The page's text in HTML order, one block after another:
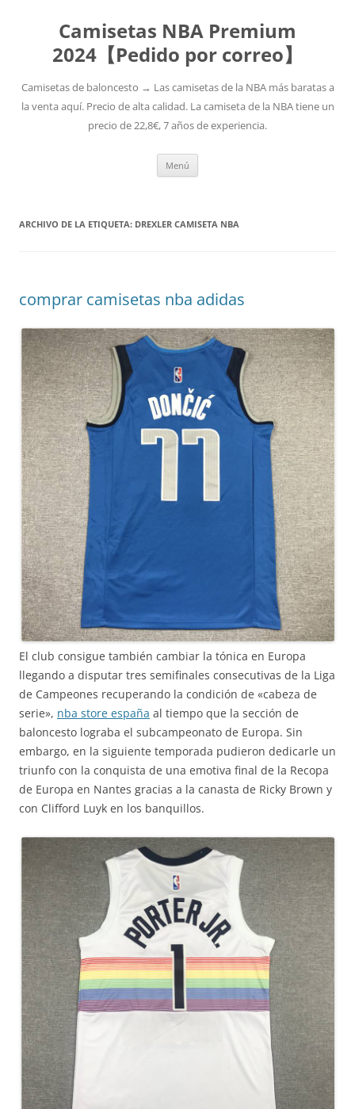
Camisetas NBA Premium
2024【Pedido por correo】
Camisetas de baloncesto → Las camisetas de la NBA más baratas a
la venta aquí. Precio de alta calidad. La camiseta de la NBA tiene un
precio de 22,8€, 7 años de experiencia.
Menú
ARCHIVO DE LA ETIQUETA: DREXLER CAMISETA NBA
comprar camisetas nba adidas
El club consigue también cambiar la tónica en Europa
llegando a disputar tres semifinales consecutivas de la Liga
de Campeones recuperando la condición de «cabeza de
serie», nba store españa al tiempo que la sección de
baloncesto lograba el subcampeonato de Europa. Sin
embargo, en la siguiente temporada pudieron dedicarle un
triunfo con la conquista de una emotiva final de la Recopa
de Europa en Nantes gracias a la canasta de Ricky Brown y
con Clifford Luyk en los banquillos.